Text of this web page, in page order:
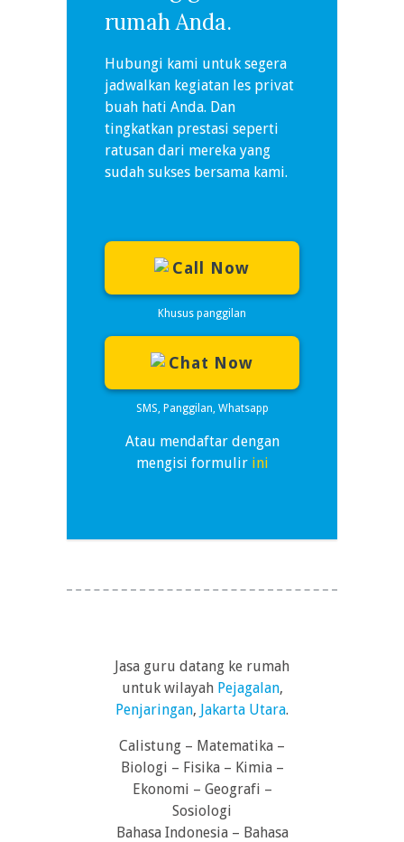
rumah Anda.
Hubungi kami untuk segera
jadwalkan kegiatan les privat
buah hati Anda. Dan
tingkatkan prestasi seperti
ratusan dari mereka yang
sudah sukses bersama kami.
Call Now
Khusus panggilan
Chat Now
SMS, Panggilan, Whatsapp
Atau mendaftar dengan
mengisi formulir ini
Jasa guru datang ke rumah
untuk wilayah Pejagalan,
Penjaringan, Jakarta Utara.
Calistung – Matematika –
Biologi – Fisika – Kimia –
Ekonomi – Geografi –
Sosiologi
Bahasa Indonesia – Bahasa